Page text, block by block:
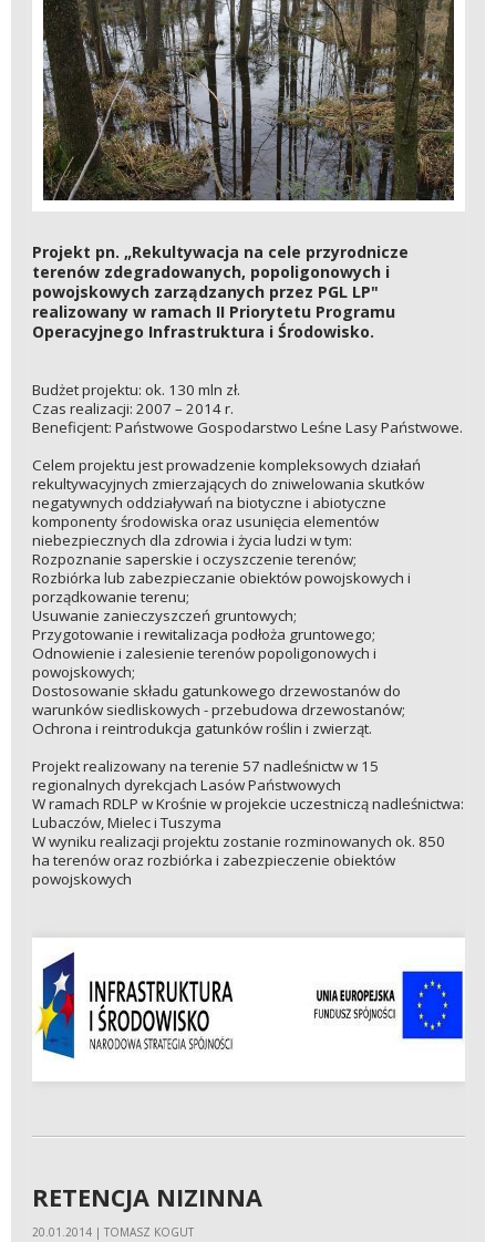
Projekt pn. „Rekultywacja na cele przyrodnicze
terenów zdegradowanych, popoligonowych i
powojskowych zarządzanych przez PGL LP"
realizowany w ramach II Priorytetu Programu
Operacyjnego Infrastruktura i Środowisko.
Budżet projektu: ok. 130 mln zł.
Czas realizacji: 2007 – 2014 r.
Beneficjent: Państwowe Gospodarstwo Leśne Lasy Państwowe.
Celem projektu jest prowadzenie kompleksowych działań
rekultywacyjnych zmierzających do zniwelowania skutków
negatywnych oddziaływań na biotyczne i abiotyczne
komponenty środowiska oraz usunięcia elementów
niebezpiecznych dla zdrowia i życia ludzi w tym:
Rozpoznanie saperskie i oczyszczenie terenów;
Rozbiórka lub zabezpieczanie obiektów powojskowych i
porządkowanie terenu;
Usuwanie zanieczyszczeń gruntowych;
Przygotowanie i rewitalizacja podłoża gruntowego;
Odnowienie i zalesienie terenów popoligonowych i
powojskowych;
Dostosowanie składu gatunkowego drzewostanów do
warunków siedliskowych - przebudowa drzewostanów;
Ochrona i reintrodukcja gatunków roślin i zwierząt.
Projekt realizowany na terenie 57 nadleśnictw w 15
regionalnych dyrekcjach Lasów Państwowych
W ramach RDLP w Krośnie w projekcie uczestniczą nadleśnictwa:
Lubaczów, Mielec i Tuszyma
W wyniku realizacji projektu zostanie rozminowanych ok. 850
ha terenów oraz rozbiórka i zabezpieczenie obiektów
powojskowych
RETENCJA NIZINNA
20.01.2014 | TOMASZ KOGUT